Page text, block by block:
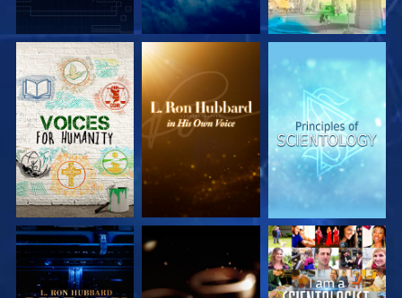
VERKEN DE SERIE VERKEN DE SERIE VERKEN DE SERIE
VERKEN DE SERIE VERKEN DE SERIE KIJK